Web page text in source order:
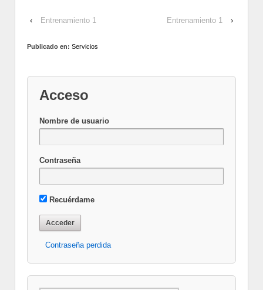
‹ Entrenamiento 1 Entrenamiento 1 ›
Publicado en: Servicios
Acceso
Nombre de usuario
Contraseña
Recuérdame
Contraseña perdida